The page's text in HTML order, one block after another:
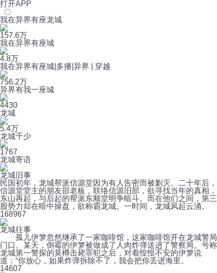
打开APP
我在异界有座龙城
157.6万
我在异界有座城
4.8万
我在异界有座城|多播|异界 | 穿越
756.2万
异界有我一座城
4430
龙城
5.4万
龙城千少
1767
龙城寄语
龙城旧事
民国初年，龙城帮派信源堂因为有人告密而被剿灭。二十年后，
信源堂堂主的朋友邵老板，联络信源旧部，欲寻找当年的真相，
东山再起，与后起的帮派东顺堂明争暗斗。而在他们之间，第三
股势力却在暗中操盘，欲称霸龙城。一时间，龙城风起云涌。
168967
龙城往事
孤儿伊箩忽然继承了一家咖啡馆，这家咖啡馆开在龙城警局
门口。某天，倒霉的伊箩被做成了人肉炸弹送进了警察局。号称
龙城第一警探的莫樽击毙罪犯之后，对着惶惶不安的伊箩说
道：“你放心，如果炸弹拆除不了，我会把你丢进海里。
14607